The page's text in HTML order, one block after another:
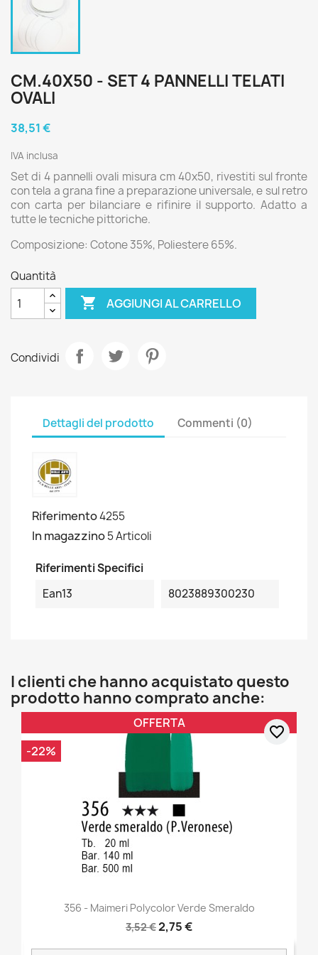
CM.40X50 - SET 4 PANNELLI TELATI
OVALI
38,51 €
IVA inclusa
Set di 4 pannelli ovali misura cm 40x50, rivestiti sul fronte
con tela a grana fine a preparazione universale, e sul retro
con carta per bilanciare e rifinire il supporto. Adatto a
tutte le tecniche pittoriche.
Composizione: Cotone 35%, Poliestere 65%.
Quantità
 AGGIUNGI AL CARRELLO
Condividi
Dettagli del prodotto Commenti (0)
Riferimento4255
In magazzino5 Articoli
Riferimenti Specifici
Ean13
8023889300230
I clienti che hanno acquistato questo
prodotto hanno comprato anche:
356 - Maimeri Polycolor Verde Smeraldo
3,52 €2,75 €
OFFERTA
-22%
favorite_border